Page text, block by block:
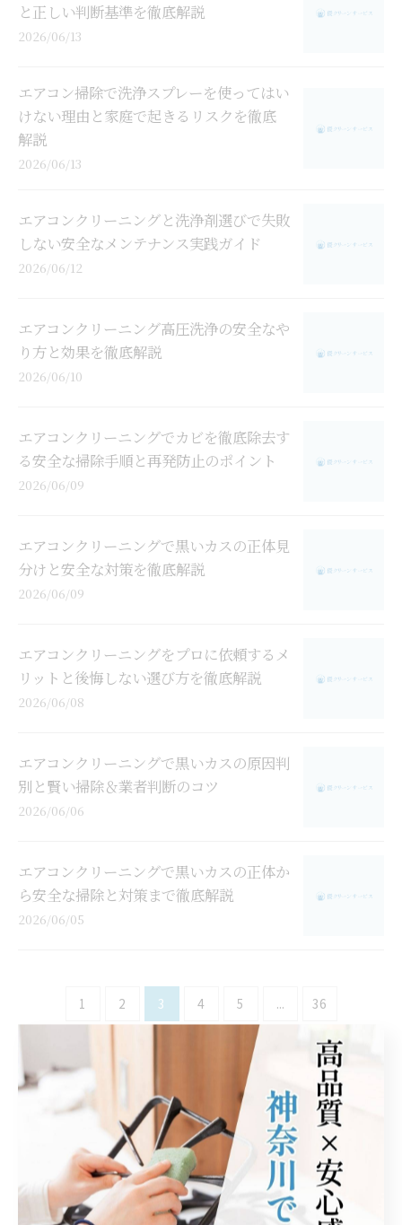
と正しい判断基準を徹底解説
2026/06/13
エアコン掃除で洗浄スプレーを使ってはい
けない理由と家庭で起きるリスクを徹底
解説
2026/06/13
エアコンクリーニングと洗浄剤選びで失敗
しない安全なメンテナンス実践ガイド
2026/06/12
エアコンクリーニング高圧洗浄の安全なや
り方と効果を徹底解説
2026/06/10
エアコンクリーニングでカビを徹底除去す
る安全な掃除手順と再発防止のポイント
2026/06/09
エアコンクリーニングで黒いカスの正体見
分けと安全な対策を徹底解説
2026/06/09
エアコンクリーニングをプロに依頼するメ
リットと後悔しない選び方を徹底解説
2026/06/08
エアコンクリーニングで黒いカスの原因判
別と賢い掃除＆業者判断のコツ
2026/06/06
エアコンクリーニングで黒いカスの正体か
ら安全な掃除と対策まで徹底解説
2026/06/05
1 2 3 4 5 ... 36
カテゴリー Categories
全てのカテゴリー
エアコンの知識
エアコンクリーニング